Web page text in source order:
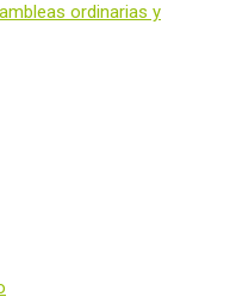
ordinarias y